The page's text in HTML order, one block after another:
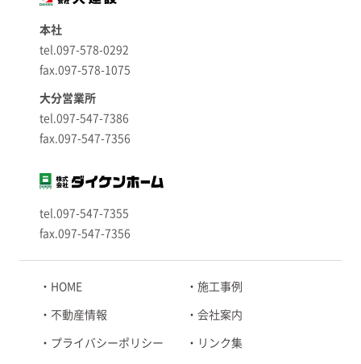
本社
tel.097-578-0292
fax.097-578-1075
大分営業所
tel.097-547-7386
fax.097-547-7356
tel.097-547-7355
fax.097-547-7356
HOME 施工事例
不動産情報 会社案内
プライバシーポリシー リンク集